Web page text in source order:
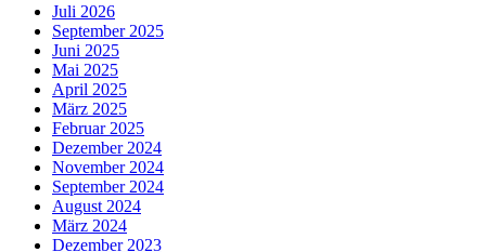
Juli 2026
September 2025
Juni 2025
Mai 2025
April 2025
März 2025
Februar 2025
Dezember 2024
November 2024
September 2024
August 2024
März 2024
Dezember 2023